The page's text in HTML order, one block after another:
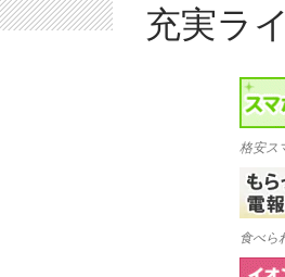
充実ラ
格安ス
食べら